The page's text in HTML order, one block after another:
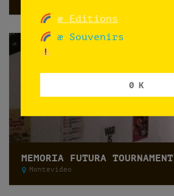
MEMORIA FUTURA TOURNAMENT
Montevideo
æ Editions
æ Souvenirs
0 K